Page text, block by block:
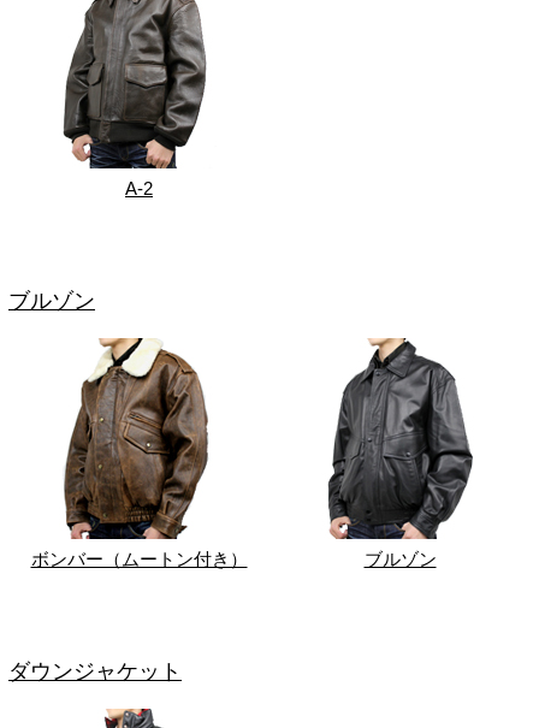
A-2
ブルゾン
ボンバー（ムートン付き） ブルゾン
ダウンジャケット